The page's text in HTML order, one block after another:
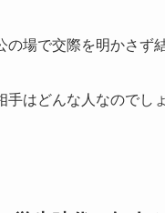
の場で交際を明かさず
手はどんな人なのでし